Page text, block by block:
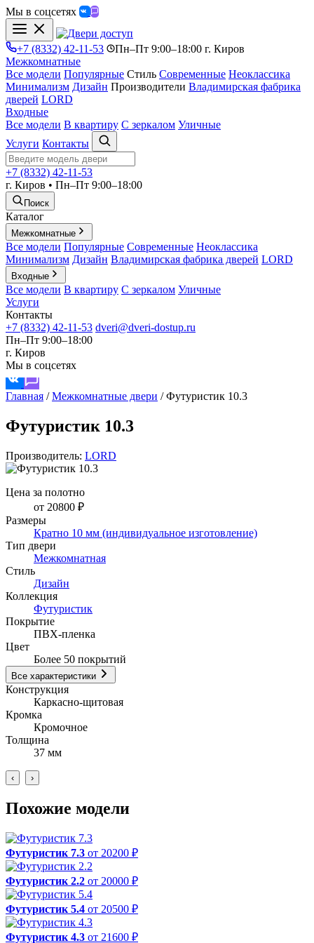
Мы в соцсетях
+7 (8332) 42-11-53
Пн–Пт 9:00–18:00 г. Киров
Межкомнатные
Все модели Популярные Стиль Современные Неоклассика
Минимализм Дизайн Производители Владимирская фабрика
дверей LORD
Входные
Все модели В квартиру С зеркалом Уличные
Услуги Контакты
+7 (8332) 42-11-53
г. Киров • Пн–Пт 9:00–18:00
Поиск
Каталог
Межкомнатные
Все модели Популярные Современные Неоклассика
Минимализм Дизайн Владимирская фабрика дверей LORD
Входные
Все модели В квартиру С зеркалом Уличные
Услуги
Контакты
+7 (8332) 42-11-53 dveri@dveri-dostup.ru
Пн–Пт 9:00–18:00
г. Киров
Мы в соцсетях
Главная / Межкомнатные двери / Футуристик 10.3
Футуристик 10.3
Производитель: LORD
Цена за полотно
от 20800 ₽
Размеры
Кратно 10 мм (индивидуальное изготовление)
Тип двери
Межкомнатная
Стиль
Дизайн
Коллекция
Футуристик
Покрытие
ПВХ-пленка
Цвет
Более 50 покрытий
Все характеристики
Конструкция
Каркасно-щитовая
Кромка
Кромочное
Толщина
37 мм
‹ ›
Похожие модели
Футуристик 7.3 от 20200 ₽
Футуристик 2.2 от 20000 ₽
Футуристик 5.4 от 20500 ₽
Футуристик 4.3 от 21600 ₽